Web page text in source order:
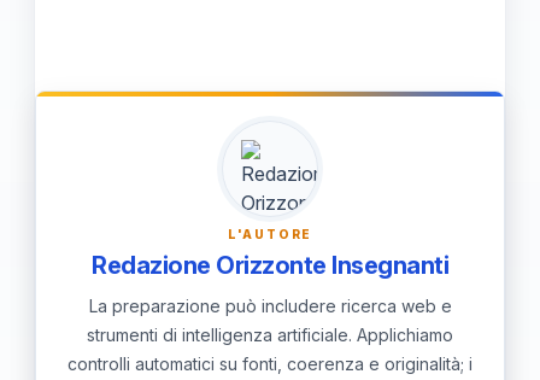
meglio le tecniche e gli strumenti di
misurazione, aumentando così la loro
competenza e consapevolezza riguardo
l'importanza della precisione nel loro
lavoro quotidiano.L'AUTORE
Redazione Orizzonte Insegnanti
La preparazione può includere ricerca web e
strumenti di intelligenza artificiale. Applichiamo
controlli automatici su fonti, coerenza e originalità; i